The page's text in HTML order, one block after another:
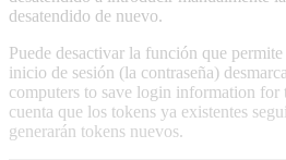
desatendido de nuevo.
Puede desactivar la función que
inicio de sesión (la contraseña)
computers to save login information for
cuenta que los tokens ya existentes
generarán tokens nuevos.